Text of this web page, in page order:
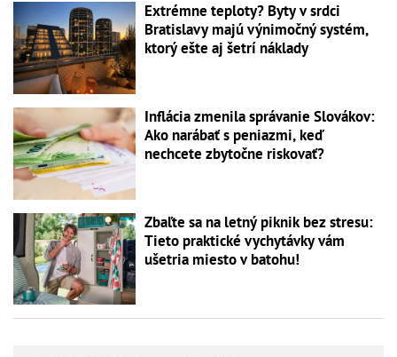
Extrémne teploty? Byty v srdci
Bratislavy majú výnimočný systém,
ktorý ešte aj šetrí náklady
Inflácia zmenila správanie Slovákov:
Ako narábať s peniazmi, keď
nechcete zbytočne riskovať?
Zbaľte sa na letný piknik bez stresu:
Tieto praktické vychytávky vám
ušetria miesto v batohu!